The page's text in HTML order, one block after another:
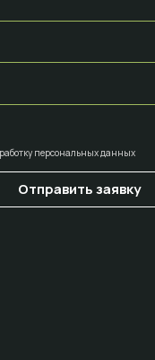
персональных данных